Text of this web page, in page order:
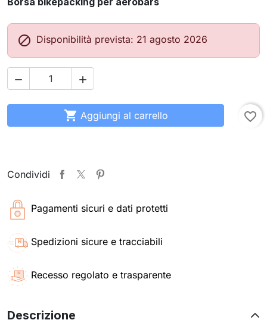
 Disponibilità prevista: 21 agosto 2026
 
 Aggiungi al carrello favorite_border
Condividi
Pagamenti sicuri e dati protetti
Spedizioni sicure e tracciabili
Recesso regolato e trasparente
Descrizione